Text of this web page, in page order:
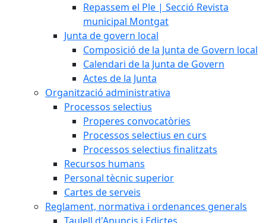
Repassem el Ple | Secció Revista
municipal Montgat
Junta de govern local
Composició de la Junta de Govern local
Calendari de la Junta de Govern
Actes de la Junta
Organització administrativa
Processos selectius
Properes convocatòries
Processos selectius en curs
Processos selectius finalitzats
Recursos humans
Personal tècnic superior
Cartes de serveis
Reglament, normativa i ordenances generals